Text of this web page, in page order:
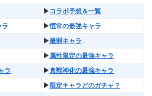
▶︎ コラボ予想＆一覧
ラ ▶︎恒常の最強キャラ
▶︎最弱キャラ
▶︎ 属性限定の最強キャラ
ラ ▶︎真獣神化の最強キャラ
▶︎ 限定キャラどのガチャ？